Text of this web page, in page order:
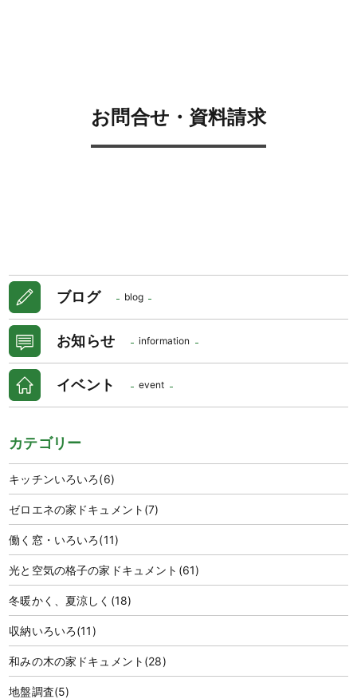
お問合せ・資料請求
ブログ blog
お知らせ information
イベント event
カテゴリー
キッチンいろいろ(6)
ゼロエネの家ドキュメント (7)
働く窓・いろいろ(11)
光と空気の格子の家ドキュメント (61)
冬暖かく、夏涼しく (18)
収納いろいろ(11)
和みの木の家ドキュメント (28)
地盤調査(5)